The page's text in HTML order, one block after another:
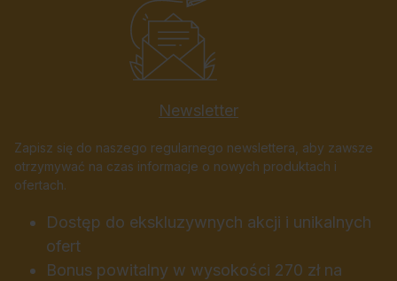
Newsletter
Zapisz się do naszego regularnego newslettera, aby zawsze
otrzymywać na czas informacje o nowych produktach i
ofertach.
Dostęp do ekskluzywnych akcji i unikalnych
ofert
Bonus powitalny w wysokości 270 zł na